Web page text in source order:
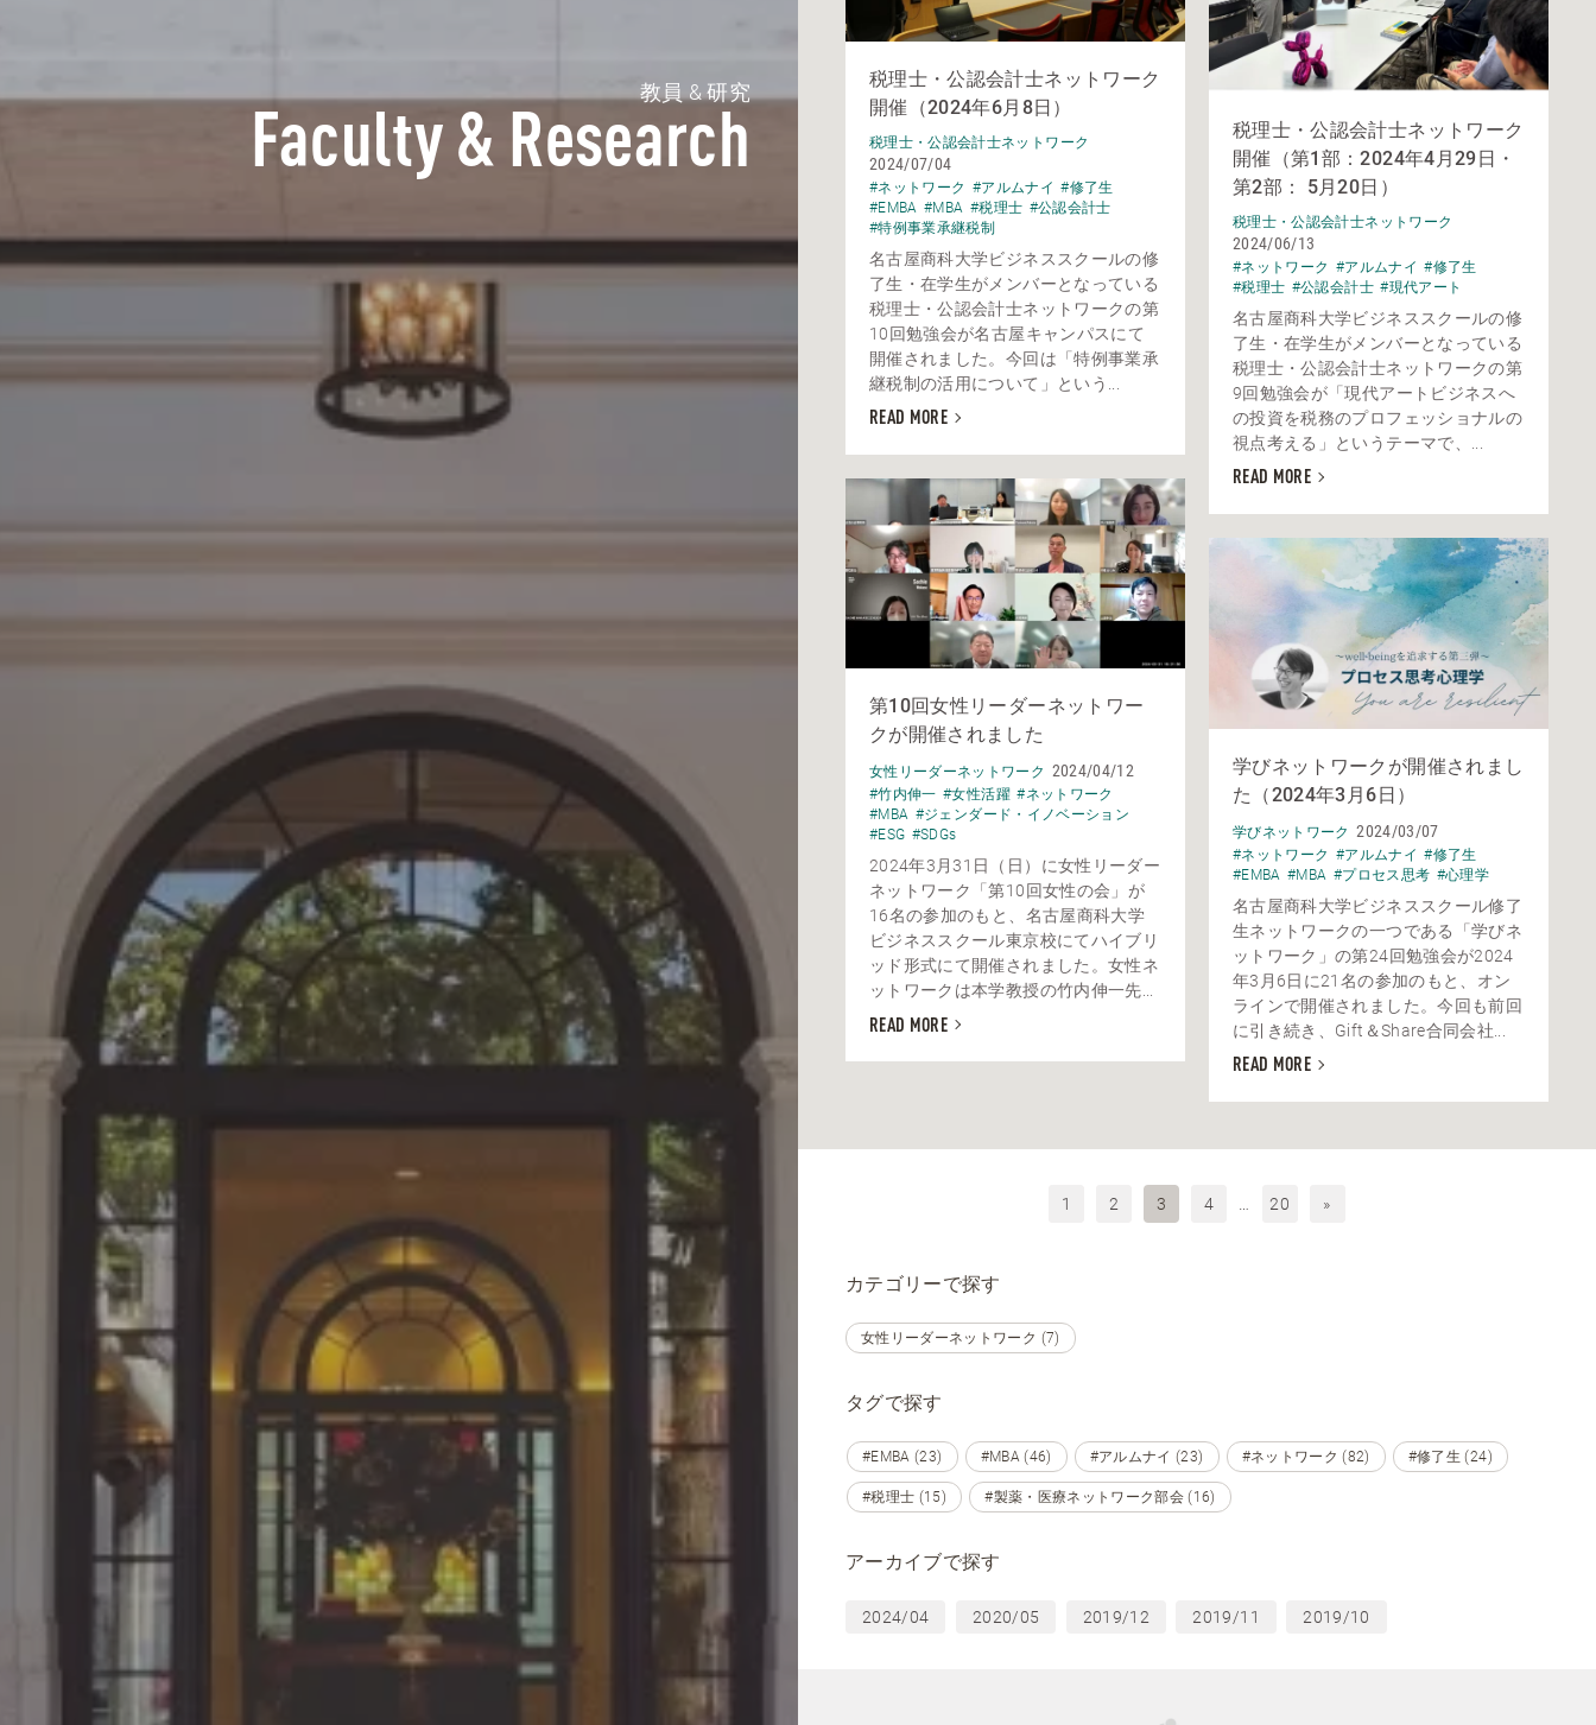
教員 & 研究
Faculty & Research
税理士・公認会計士ネットワーク
開催（2024年6月8日）
税理士・公認会計士ネットワーク
2024/07/04
#ネットワーク #アルムナイ #修了生
#EMBA #MBA #税理士 #公認会計士
#特例事業承継税制
名古屋商科大学ビジネススクールの修
了生・在学生がメンバーとなっている
税理士・公認会計士ネットワークの第
10回勉強会が名古屋キャンパスにて
開催されました。今回は「特例事業承
継税制の活用について」という...
READ MORE
税理士・公認会計士ネットワーク
開催（第1部：2024年4月29日・
第2部： 5月20日）
税理士・公認会計士ネットワーク
2024/06/13
#ネットワーク #アルムナイ #修了生
#税理士 #公認会計士 #現代アート
名古屋商科大学ビジネススクールの修
了生・在学生がメンバーとなっている
税理士・公認会計士ネットワークの第
9回勉強会が「現代アートビジネスへ
の投資を税務のプロフェッショナルの
視点考える」というテーマで、...
READ MORE
第10回女性リーダーネットワー
クが開催されました
女性リーダーネットワーク 2024/04/12
#竹内伸一 #女性活躍 #ネットワーク
#MBA #ジェンダード・イノベーション
#ESG #SDGs
2024年3月31日（日）に女性リーダー
ネットワーク「第10回女性の会」が
16名の参加のもと、名古屋商科大学
ビジネススクール東京校にてハイブリ
ッド形式にて開催されました。女性ネ
ットワークは本学教授の竹内伸一先...
READ MORE
学びネットワークが開催されまし
た（2024年3月6日）
学びネットワーク 2024/03/07
#ネットワーク #アルムナイ #修了生
#EMBA #MBA #プロセス思考 #心理学
名古屋商科大学ビジネススクール修了
生ネットワークの一つである「学びネ
ットワーク」の第24回勉強会が2024
年3月6日に21名の参加のもと、オン
ラインで開催されました。今回も前回
に引き続き、Gift＆Share合同会社...
READ MORE
1 2 3 4 20 »
カテゴリーで探す
女性リーダーネットワーク (7)
タグで探す
#EMBA (23) #MBA (46) #アルムナイ (23) #ネットワーク (82) #修了生 (24)
#税理士 (15) #製薬・医療ネットワーク部会 (16)
アーカイブで探す
2024/04 2020/05 2019/12 2019/11 2019/10